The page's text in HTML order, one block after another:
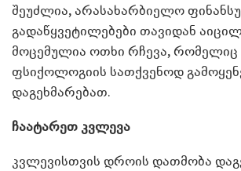
შეუძლია, არასახარბიელო
გადაწყვეტილებები თავიდან
მოცემულია ოთხი რჩევა, რომელიც
ფსიქოლოგიის სათქვენოდ
დაგეხმარებათ.
ჩაატარეთ კვლევა
კვლევისთვის დროის დათმობა